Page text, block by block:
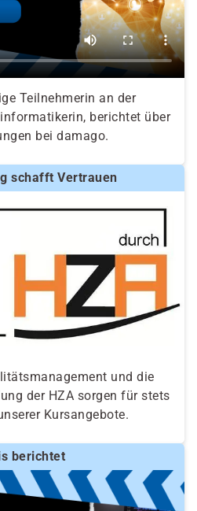
Teilnehmerin an der
berichtet über
bei damago.
schafft Vertrauen
und die
der HZA sorgen für stets
Kursangebote.
berichtet